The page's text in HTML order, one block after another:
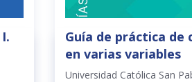
Guía de práctica de
en varias variables
Universidad Católica San